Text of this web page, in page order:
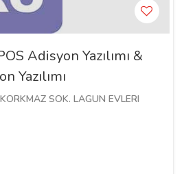
Adisyon Yazılımı &
Yazılımı
SOK. LAGUN EVLERI